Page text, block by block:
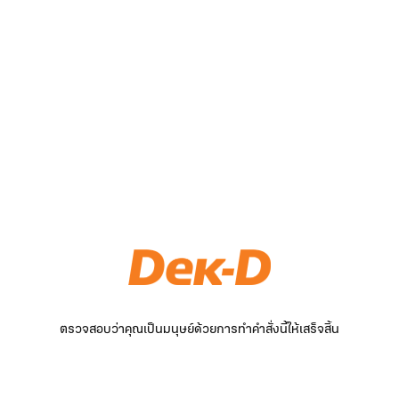
ตรวจสอบว่าคุณเป็นมนุษย์ด้วยการทำคำสั่งนี้ให้เสร็จสิ้น